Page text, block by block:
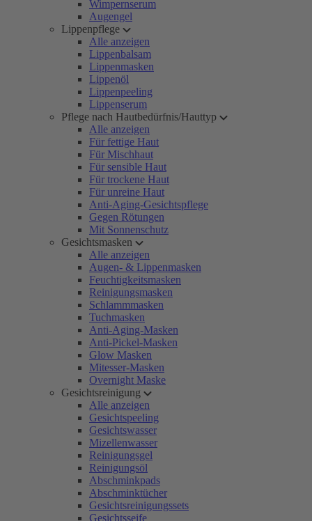
Wimpernserum
Augengel
Lippenpflege
Alle anzeigen
Lippenbalsam
Lippenmasken
Lippenöl
Lippenpeeling
Lippenserum
Pflege nach Hautbedürfnis/Hauttyp
Alle anzeigen
Für fettige Haut
Für Mischhaut
Für sensible Haut
Für trockene Haut
Für unreine Haut
Anti-Aging-Gesichtspflege
Gegen Rötungen
Mit Sonnenschutz
Gesichtsmasken
Alle anzeigen
Augen- & Lippenmasken
Feuchtigkeitsmasken
Reinigungsmasken
Schlammmasken
Tuchmasken
Anti-Aging-Masken
Anti-Pickel-Masken
Glow Masken
Mitesser-Masken
Overnight Maske
Gesichtsreinigung
Alle anzeigen
Gesichtspeeling
Gesichtswasser
Mizellenwasser
Reinigungsgel
Reinigungsöl
Abschminkpads
Abschminktücher
Gesichtsreinigungssets
Gesichtsseife